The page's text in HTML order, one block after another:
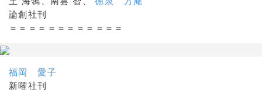
論創社刊
＝＝＝＝＝＝＝＝＝＝＝＝
福岡 愛子
新曜社刊